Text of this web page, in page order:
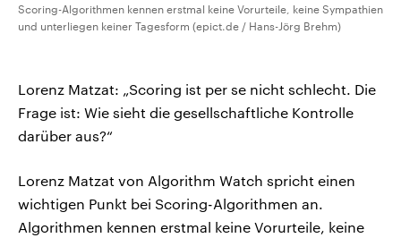
Scoring-Algorithmen kennen erstmal keine Vorurteile, keine Sympathien
und unterliegen keiner Tagesform (epict.de / Hans-Jörg Brehm)
Lorenz Matzat: „Scoring ist per se nicht schlecht. Die
Frage ist: Wie sieht die gesellschaftliche Kontrolle
darüber aus?“
Lorenz Matzat von Algorithm Watch spricht einen
wichtigen Punkt bei Scoring-Algorithmen an.
Algorithmen kennen erstmal keine Vorurteile, keine